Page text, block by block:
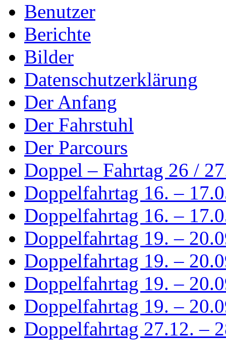
Benutzer
Berichte
Bilder
Datenschutzerklärung
Der Anfang
Der Fahrstuhl
Der Parcours
Doppel – Fahrtag 26 /
Doppelfahrtag 16. –
Doppelfahrtag 16. –
Doppelfahrtag 19. –
Doppelfahrtag 19. –
Doppelfahrtag 19. –
Doppelfahrtag 19. –
Doppelfahrtag 27.12. –